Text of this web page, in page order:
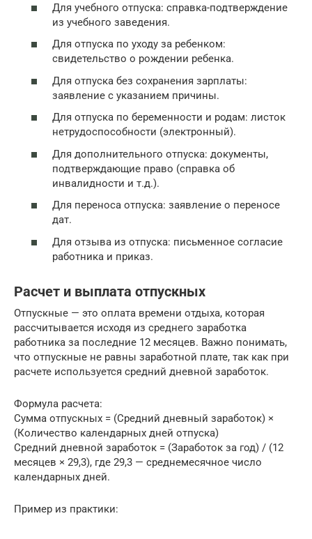
Для учебного отпуска: справка-подтверждение
из учебного заведения.
Для отпуска по уходу за ребенком:
свидетельство о рождении ребенка.
Для отпуска без сохранения зарплаты:
заявление с указанием причины.
Для отпуска по беременности и родам: листок
нетрудоспособности (электронный).
Для дополнительного отпуска: документы,
подтверждающие право (справка об
инвалидности и т.д.).
Для переноса отпуска: заявление о переносе
дат.
Для отзыва из отпуска: письменное согласие
работника и приказ.
Расчет и выплата отпускных
Отпускные — это оплата времени отдыха, которая
рассчитывается исходя из среднего заработка
работника за последние 12 месяцев. Важно понимать,
что отпускные не равны заработной плате, так как при
расчете используется средний дневной заработок.
Формула расчета:
Сумма отпускных = (Средний дневный заработок) ×
(Количество календарных дней отпуска)
Средний дневной заработок = (Заработок за год) / (12
месяцев × 29,3), где 29,3 — среднемесячное число
календарных дней.
Пример из практики: